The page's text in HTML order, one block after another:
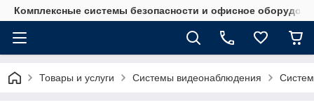
Комплексные системы безопасности и офисное
Товары и услуги Системы видеонаблюдения